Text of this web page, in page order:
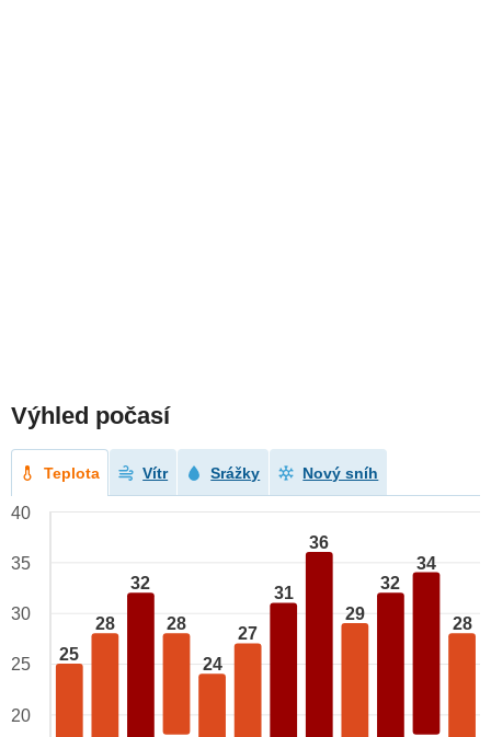
Výhled počasí
Teplota Vítr Srážky Nový sníh
25
28
32
28
24
27
31
36
29
32
34
28
40
35
30
25
20